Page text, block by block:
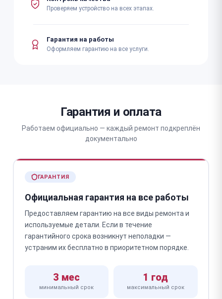
Проверяем устройство на всех этапах.
Гарантия на работы
Оформляем гарантию на все услуги.
Гарантия и оплата
Работаем официально — каждый ремонт подкреплён
документально
ГАРАНТИЯ
Официальная гарантия на все работы
Предоставляем гарантию на все виды ремонта и
используемые детали. Если в течение
гарантийного срока возникнут неполадки —
устраним их бесплатно в приоритетном порядке.
3 мес
минимальный срок
1 год
максимальный срок